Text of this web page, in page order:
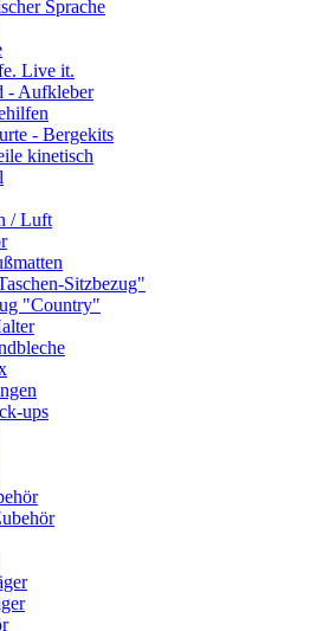
Sprache
Live it.
- Aufkleber
- Bergekits
kinetisch
/ Luft
Sitzbezug"
"Country"
ups